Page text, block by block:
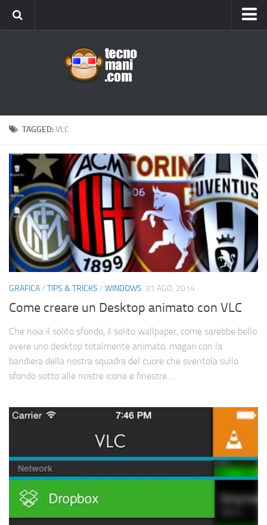
Windows
News
Cellulari
Gadget
Recensioni
Contact Us
Privacy
Cerca
TAGGED:VLC
GRAFICA/ TIPS & TRICKS / WINDOWS 31 AGO, 2014
Come creare un Desktop animato con VLC
Che noia il solito sfondo, il solito wallpaper, come sarebbe bello
avere uno desktop totalmente animato, magari con la
bandiera della nostra squadra del cuore che sventola sullo
sfondo sotto alle nostre icone e finestre....